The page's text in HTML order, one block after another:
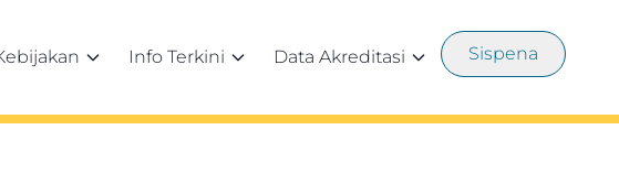
Info Terkini Data Akreditasi Sispena